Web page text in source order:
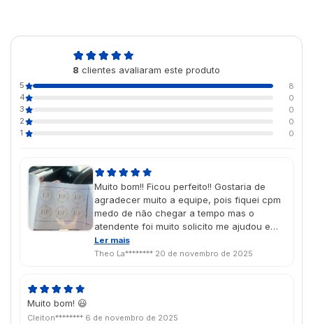
8 clientes avaliaram este produto
5
8
4
0
3
0
2
0
1
0
Muito bom!! Ficou perfeito!! Gostaria de
agradecer muito a equipe, pois fiquei cpm
medo de não chegar a tempo mas o
atendente foi muito solicito me ajudou e
chegou super rápido muito obrigado. Que
Deus abençoe vocês!!
Ler mais
Theo La******** 20 de novembro de 2025
Muito bom! 😃
Cleiton******** 6 de novembro de 2025